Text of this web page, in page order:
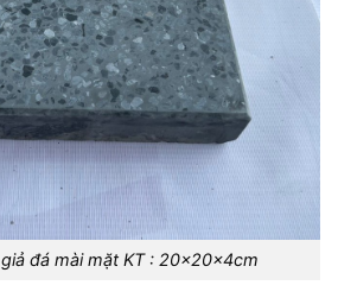
đá mài mặt KT : 20x20x4cm